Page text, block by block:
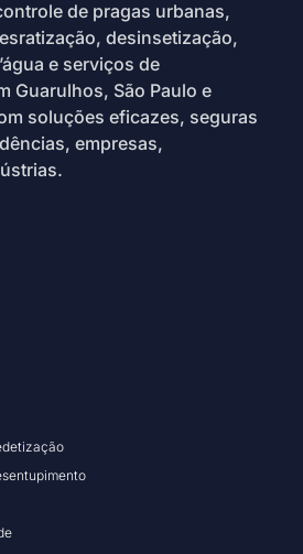
de pragas urbanas,
desinsetização,
e serviços de
Guarulhos, São Paulo e
soluções eficazes, seguras
empresas,